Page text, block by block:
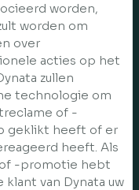
worden,
worden om
over
acties op het
zullen
technologie om
of -
geklikt heeft of er
heeft. Als
-promotie hebt
klant van Dynata uw